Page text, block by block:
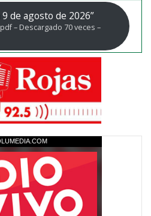
de agosto de 2026”
– Descargado 70 veces –